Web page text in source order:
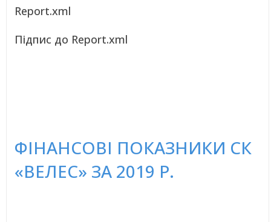
Report.xml
Підпис до Report.xml
ФІНАНСОВІ ПОКАЗНИКИ СК
«ВЕЛЕС» ЗА 2019 Р.